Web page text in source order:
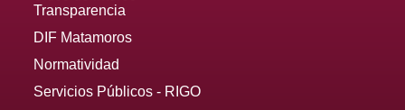
Transparencia
DIF Matamoros
Normatividad
Servicios Públicos - RIGO